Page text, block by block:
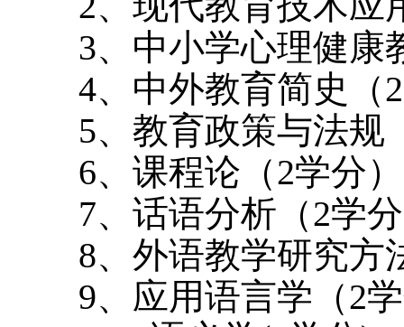
3、中小学心理健康
4、中外教育简史（2
5、教育政策与法规
6、课程论（2学分）
7、话语分析（2学
8、外语教学研究方
9、应用语言学（2